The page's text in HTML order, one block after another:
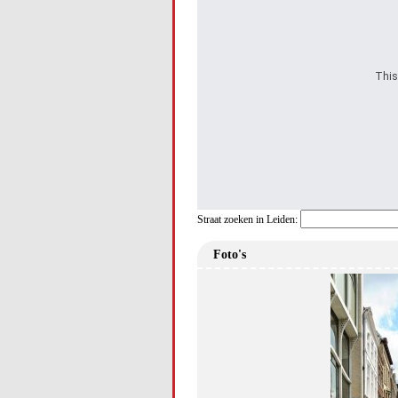
Straat zoeken in Leiden:
Foto's